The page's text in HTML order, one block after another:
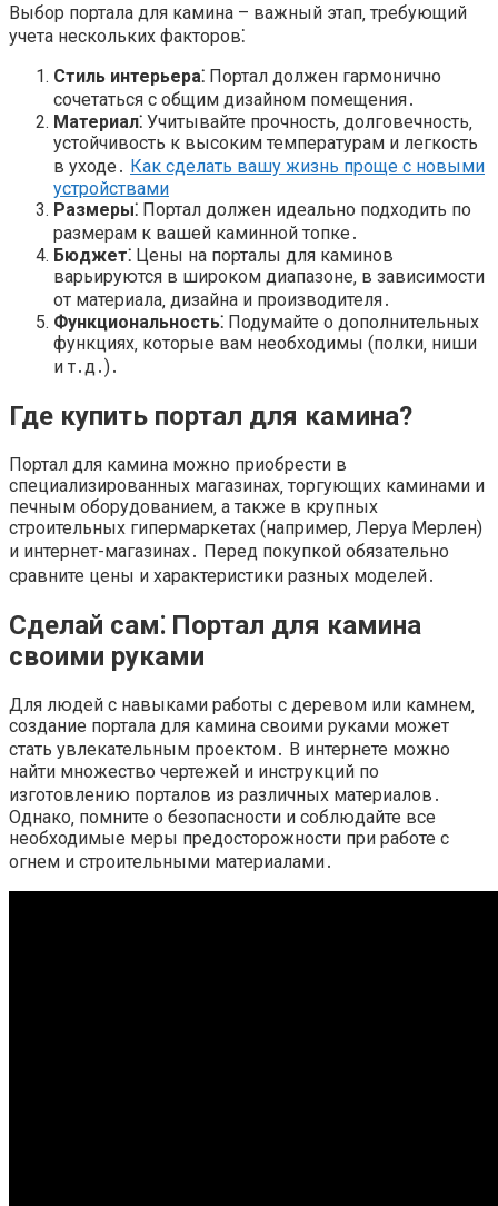
Выбор портала для камина – важный этап‚ требующий
учета нескольких факторов⁚
Стиль интерьера⁚ Портал должен гармонично
сочетаться с общим дизайном помещения․
Материал⁚ Учитывайте прочность‚ долговечность‚
устойчивость к высоким температурам и легкость
в уходе․ Как сделать вашу жизнь проще с новыми
устройствами
Размеры⁚ Портал должен идеально подходить по
размерам к вашей каминной топке․
Бюджет⁚ Цены на порталы для каминов
варьируются в широком диапазоне‚ в зависимости
от материала‚ дизайна и производителя․
Функциональность⁚ Подумайте о дополнительных
функциях‚ которые вам необходимы (полки‚ ниши
и т․д․)․
Где купить портал для камина?
Портал для камина можно приобрести в
специализированных магазинах‚ торгующих каминами и
печным оборудованием‚ а также в крупных
строительных гипермаркетах (например‚ Леруа Мерлен)
и интернет-магазинах․ Перед покупкой обязательно
сравните цены и характеристики разных моделей․
Сделай сам⁚ Портал для камина
своими руками
Для людей с навыками работы с деревом или камнем‚
создание портала для камина своими руками может
стать увлекательным проектом․ В интернете можно
найти множество чертежей и инструкций по
изготовлению порталов из различных материалов․
Однако‚ помните о безопасности и соблюдайте все
необходимые меры предосторожности при работе с
огнем и строительными материалами․